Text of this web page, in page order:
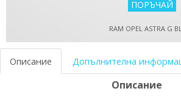
RAM OPEL ASTRA G
Описание Допълнителна
Описание